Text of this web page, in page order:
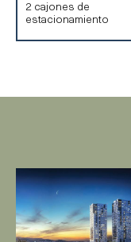
2 cajones de
estacionamiento